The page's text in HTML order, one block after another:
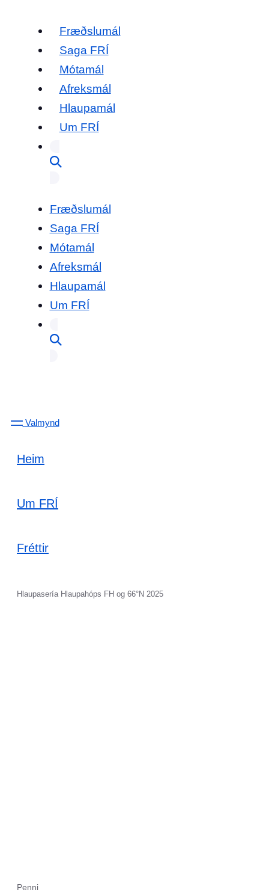
Fræðslumál
Saga FRÍ
Mótamál
Afreksmál
Hlaupamál
Um FRÍ
Fræðslumál
Saga FRÍ
Mótamál
Afreksmál
Hlaupamál
Um FRÍ
Valmynd
Heim
Um FRÍ
Fréttir
Hlaupasería Hlaupahóps FH og 66°N 2025
Penni